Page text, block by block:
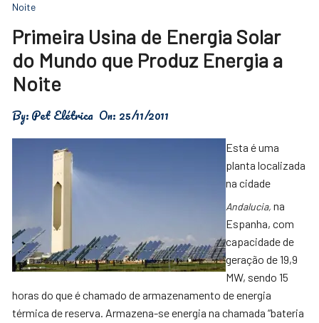
Noite
Primeira Usina de Energia Solar
do Mundo que Produz Energia a
Noite
By:Pet Elétrica On: 25/11/2011
Esta é uma
planta localizada
na cidade
Andalucia, na
Espanha, com
capacidade de
geração de 19,9
MW, sendo 15
horas do que é chamado de armazenamento de energia
térmica de reserva. Armazena-se energia na chamada “bateria